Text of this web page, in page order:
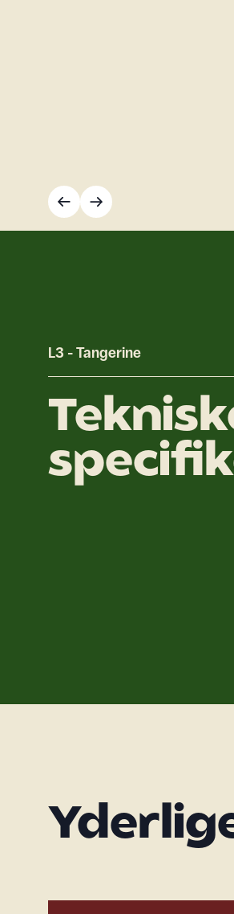
L3 -Tangerine